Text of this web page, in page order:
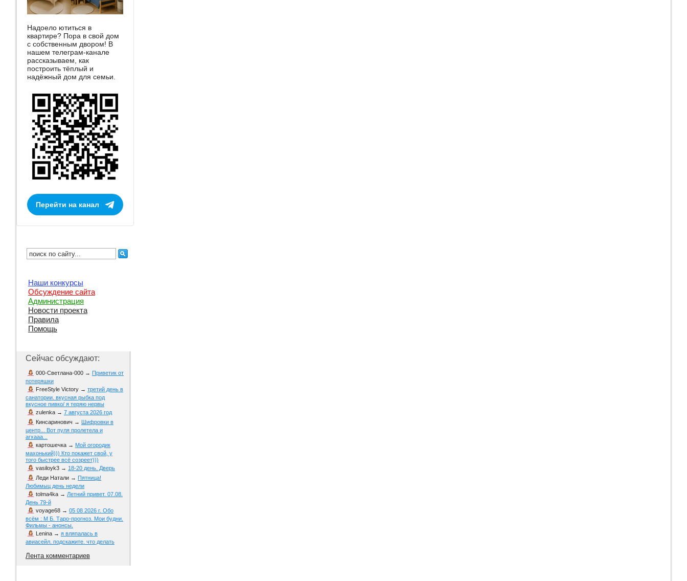
Надоело ютиться в
квартире? Пора в свой дом
с собственным двором! В
нашем телеграм-канале
рассказываем, как
построить тёплый и
надёжный дом для семьи.
Перейти на канал
Наши конкурсы
Обсуждение сайта
Администрация
Новости проекта
Правила
Помощь
Сейчас обсуждают:
000-Светлана-000 → Приветик от
потеряшки
FreeStyle Victory → третий день в
санатории. вкусная рыбка под
вкусное пивко/ я теряю нервы
zulenka → 7 августа 2026 год
Кинсаринович → Шифровки в
центр... Вот пуля пролетела и
агхааа...
картошечка → Мой огородик
махонький))) Кто покажет свой, у
того быстрее всё созреет)))
vasiloyk3 → 18-20 день. Дверь
Леди Натали → Пятница!
Любимыц день недели
tolma4ka → Летний привет. 07.08.
День 79-й
voyage68 → 05 08 2026 г. Обо
всём : М Б. Таро-прогноз. Мои будни.
Фильмы - анонсы.
Lenina → я вляпалась в
авиасейл. подскажите. что делать
Лента комментариев